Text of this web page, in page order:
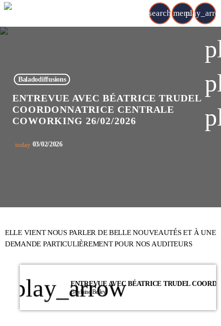
search menu
Baladodiffusions
ENTREVUE AVEC BÉATRICE TRUDEL
COORDONNATRICE CENTRALE
COWORKING 26/02/2026
today 03/02/2026
ELLE VIENT NOUS PARLER DE BELLE NOUVEAUTÉS ET À UNE
DEMANDE PARTICULIÈREMENT POUR NOS AUDITEURS
play_arrow
Guylaine Belley